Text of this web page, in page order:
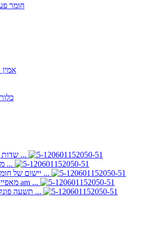
חומר
אמין
שדות יישום של בטאי ...
מבוא לידע בסיסי ...
יישום של חומרים פעילי שטח ...
מאפיינים בסיסיים של am ...
תשעה פונקציות של קטיוני ...